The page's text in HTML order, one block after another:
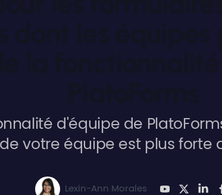
d'équipe de
votre équipe est plus forte
Lexin-Ann Morales